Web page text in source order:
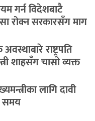
गर्न विदेशबाटै
रोक्न सरकारसँग माग
राष्ट्रपति
शाहसँग चासो व्यक्त
लागि दावी
समय